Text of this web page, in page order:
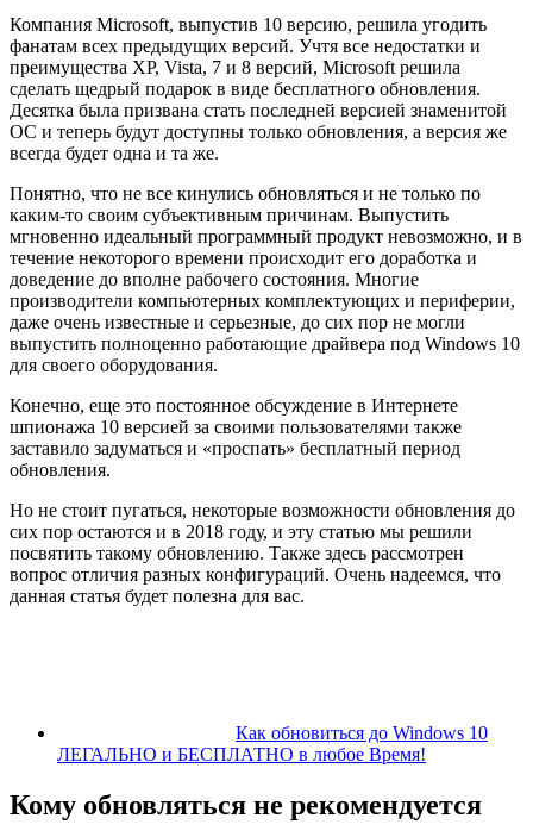
Компания Microsoft, выпустив 10 версию, решила угодить
фанатам всех предыдущих версий. Учтя все недостатки и
преимущества XP, Vista, 7 и 8 версий, Microsoft решила
сделать щедрый подарок в виде бесплатного обновления.
Десятка была призвана стать последней версией знаменитой
ОС и теперь будут доступны только обновления, а версия же
всегда будет одна и та же.
Понятно, что не все кинулись обновляться и не только по
каким-то своим субъективным причинам. Выпустить
мгновенно идеальный программный продукт невозможно, и в
течение некоторого времени происходит его доработка и
доведение до вполне рабочего состояния. Многие
производители компьютерных комплектующих и периферии,
даже очень известные и серьезные, до сих пор не могли
выпустить полноценно работающие драйвера под Windows 10
для своего оборудования.
Конечно, еще это постоянное обсуждение в Интернете
шпионажа 10 версией за своими пользователями также
заставило задуматься и «проспать» бесплатный период
обновления.
Но не стоит пугаться, некоторые возможности обновления до
сих пор остаются и в 2018 году, и эту статью мы решили
посвятить такому обновлению. Также здесь рассмотрен
вопрос отличия разных конфигураций. Очень надеемся, что
данная статья будет полезна для вас.
Как обновиться до Windows 10
ЛЕГАЛЬНО и БЕСПЛАТНО в любое Время!
Кому обновляться не рекомендуется